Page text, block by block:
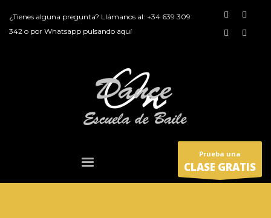
¿Tienes alguna pregunta? Llámanos al: +34 639 309
342 o por Whatsapp pulsando aquí
Prueba una
CLASE GRATIS